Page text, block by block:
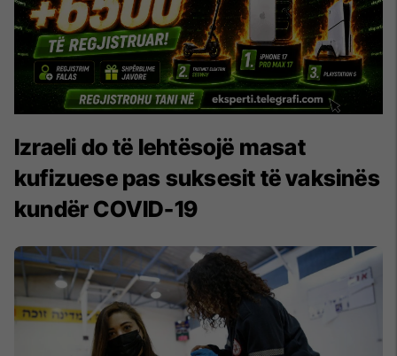
Izraeli do të lehtësojë masat
kufizuese pas suksesit të vaksinës
kundër COVID-19